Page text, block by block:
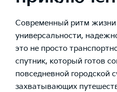
Современный ритм жизни
универсальности,
это не просто
спутник, который готов
повседневной городской
захватывающих